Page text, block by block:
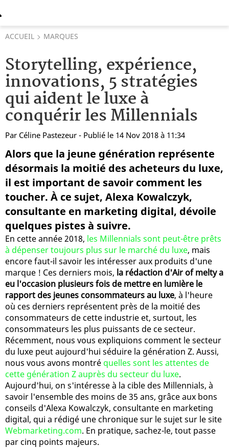
ACCUEIL MARQUES
Storytelling, expérience,
innovations, 5 stratégies
qui aident le luxe à
conquérir les Millennials
Par Céline Pastezeur - Publié le 14 Nov 2018 à 11:34
Alors que la jeune génération représente
désormais la moitié des acheteurs du luxe,
il est important de savoir comment les
toucher. À ce sujet, Alexa Kowalczyk,
consultante en marketing digital, dévoile
quelques pistes à suivre.
En cette année 2018, les Millennials sont peut-être prêts
à dépenser toujours plus sur le marché du luxe, mais
encore faut-il savoir les intéresser aux produits d'une
marque ! Ces derniers mois, la rédaction d'Air of melty a
eu l'occasion plusieurs fois de mettre en lumière le
rapport des jeunes consommateurs au luxe, à l'heure
où ces derniers représentent près de la moitié des
consommateurs de cette industrie et, surtout, les
consommateurs les plus puissants de ce secteur.
Récemment, nous vous expliquions comment le secteur
du luxe peut aujourd'hui séduire la génération Z. Aussi,
nous vous avons montré quelles sont les attentes de
cette génération Z auprès du secteur du luxe.
Aujourd'hui, on s'intéresse à la cible des Millennials, à
savoir l'ensemble des moins de 35 ans, grâce aux bons
conseils d'Alexa Kowalczyk, consultante en marketing
digital, qui a rédigé une chronique sur le sujet sur le site
Webmarketing.com. En pratique, sachez-le, tout passe
par cinq points majeurs.